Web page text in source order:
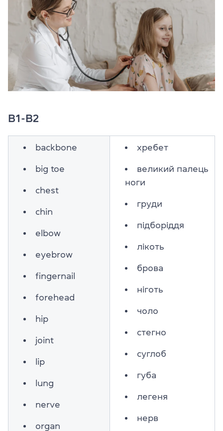
В1-В2
backbone
big toe
chest
chin
elbow
eyebrow
fingernail
forehead
hip
joint
lip
lung
nerve
organ
хребет
великий палець
ноги
груди
підборіддя
лікоть
брова
ніготь
чоло
стегно
суглоб
губа
легеня
нерв